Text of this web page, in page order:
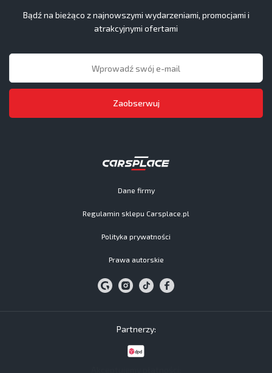
Dane firmy
Regulamin sklepu Carsplace.pl
Polityka prywatności
Prawa autorskie
Bądź na bieżąco z najnowszymi wydarzeniami, promocjami i
atrakcyjnymi ofertami
Zaobserwuj
Partnerzy: